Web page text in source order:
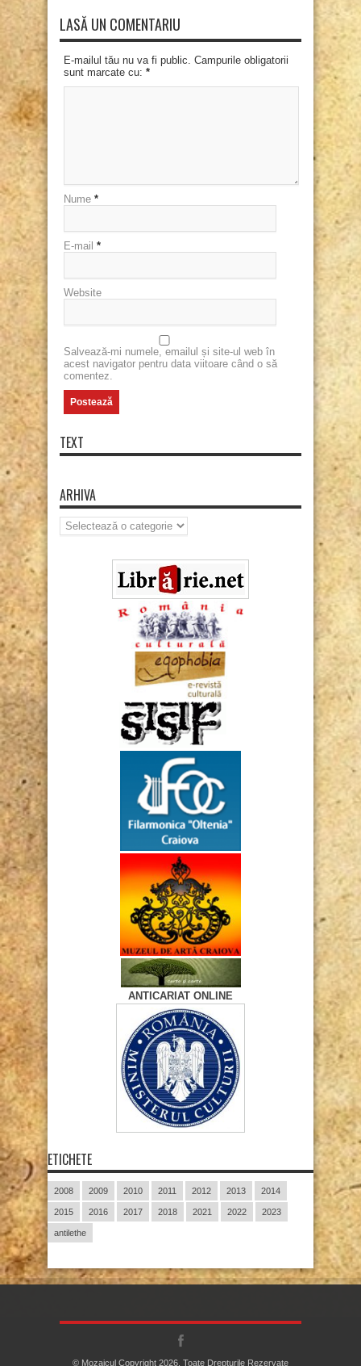
LASĂ UN COMENTARIU
E-mailul tău nu va fi public. Campurile obligatorii
sunt marcate cu: *
Nume *
E-mail *
Website
Salvează-mi numele, emailul și site-ul web în
acest navigator pentru data viitoare când o să
comentez.
TEXT
ARHIVA
Arhiva
ANTICARIAT ONLINE
ETICHETE
2008 2009 2010 2011 2012 2013 2014
2015 2016 2017 2018 2021 2022 2023
antilethe
© Mozaicul Copyright 2026, Toate Drepturile Rezervate